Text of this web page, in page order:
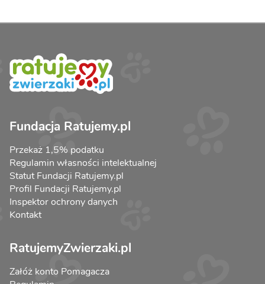
Fundacja Ratujemy.pl
Przekaż 1,5% podatku
Regulamin własności intelektualnej
Statut Fundacji Ratujemy.pl
Profil Fundacji Ratujemy.pl
Inspektor ochrony danych
Kontakt
RatujemyZwierzaki.pl
Załóż konto Pomagacza